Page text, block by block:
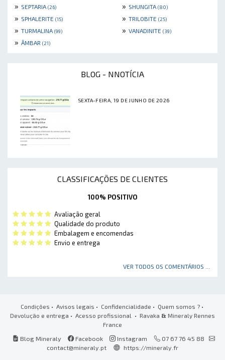
» SEPTARIA (26) » SHUNGITA (80)
» SPHALERITE (15) » TRILOBITE (25)
» TURMALINA (99) » VANADINITE (39)
» ÂMBAR (21)
BLOG - NNOTÍCIA
SEXTA-FEIRA, 19 DE JUNHO DE 2026
CLASSIFICAÇÕES DE CLIENTES
100% POSITIVO
Avaliação geral
Qualidade do produto
Embalagem e encomendas
Envio e entrega
VER TODOS OS COMENTÁRIOS ...
Condições • Avisos legais • Confidencialidade • Quem somos ?•
Devolução e entrega • Acesso profissional • Ravaka & Mineraly Rennes
France
Blog Mineraly
Facebook Instagram
07 67 76 45 88
contact@mineraly.pt
https://mineraly.fr